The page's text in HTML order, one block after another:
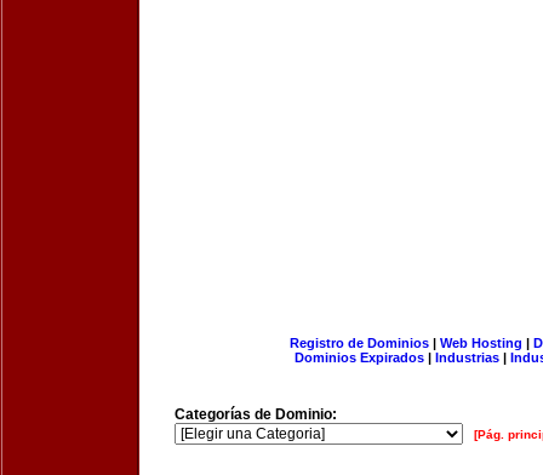
Registro de Dominios| Web Hosting |
Dominios Expirados | Industrias |
Categorías de Dominio:
[Pág.